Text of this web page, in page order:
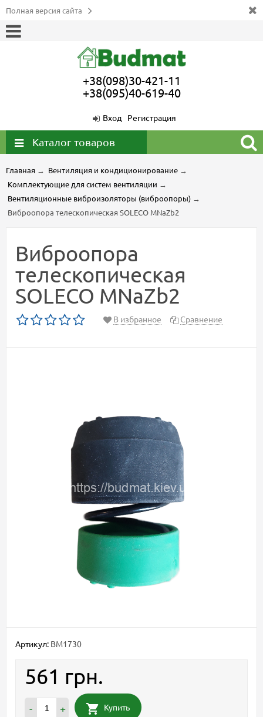
Полная версия сайта
+38(098)30-421-11
+38(095)40-619-40
Вход Регистрация
Каталог товаров
Главная → Вентиляция и кондиционирование →
Комплектующие для систем вентиляции →
Вентиляционные виброизоляторы (виброопоры) →
Виброопора телескопическая SOLECO MNaZb2
Виброопора
телескопическая
SOLECO MNaZb2
В избранное Сравнение
Артикул: BM1730
561 грн.
- + Купить